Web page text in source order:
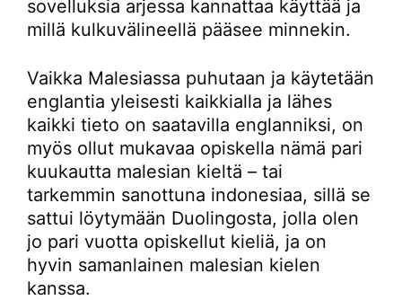
sovelluksia arjessa kannattaa käyttää ja
millä kulkuvälineellä pääsee minnekin.
Vaikka Malesiassa puhutaan ja käytetään
englantia yleisesti kaikkialla ja lähes
kaikki tieto on saatavilla englanniksi, on
myös ollut mukavaa opiskella nämä pari
kuukautta malesian kieltä – tai
tarkemmin sanottuna indonesiaa, sillä se
sattui löytymään Duolingosta, jolla olen
jo pari vuotta opiskellut kieliä, ja on
hyvin samanlainen malesian kielen
kanssa.